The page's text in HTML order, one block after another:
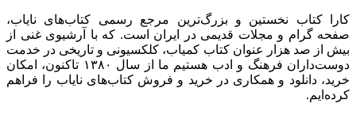
کارا کتاب نخستین و بزرگ‌ترین مرجع رسمی کتاب‌های نایاب،
صفحه گرام و مجلات قدیمی در ایران است. که با آرشیوی غنی از
بیش از صد هزار عنوان کتاب کمیاب، کلکسیونی و تاریخی در خدمت
دوست‌داران فرهنگ و ادب هستیم ما از سال ۱۳۸۰ تاکنون، امکان
خرید، دانلود و همکاری در خرید و فروش کتاب‌های نایاب را فراهم
کرده‌ایم.